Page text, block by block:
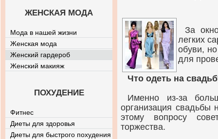
За
легких
обуви,
для
Что одеть на
Именно из-за
организация свадьбы
этому вопросу
торжества.
ЖЕНСКАЯ МОДА
Мода в нашей жизни
Женская мода
Женский гардероб
Женский макияж
ПОХУДЕНИЕ
Фитнес
Диеты для здоровья
Диеты для быстрого похудения